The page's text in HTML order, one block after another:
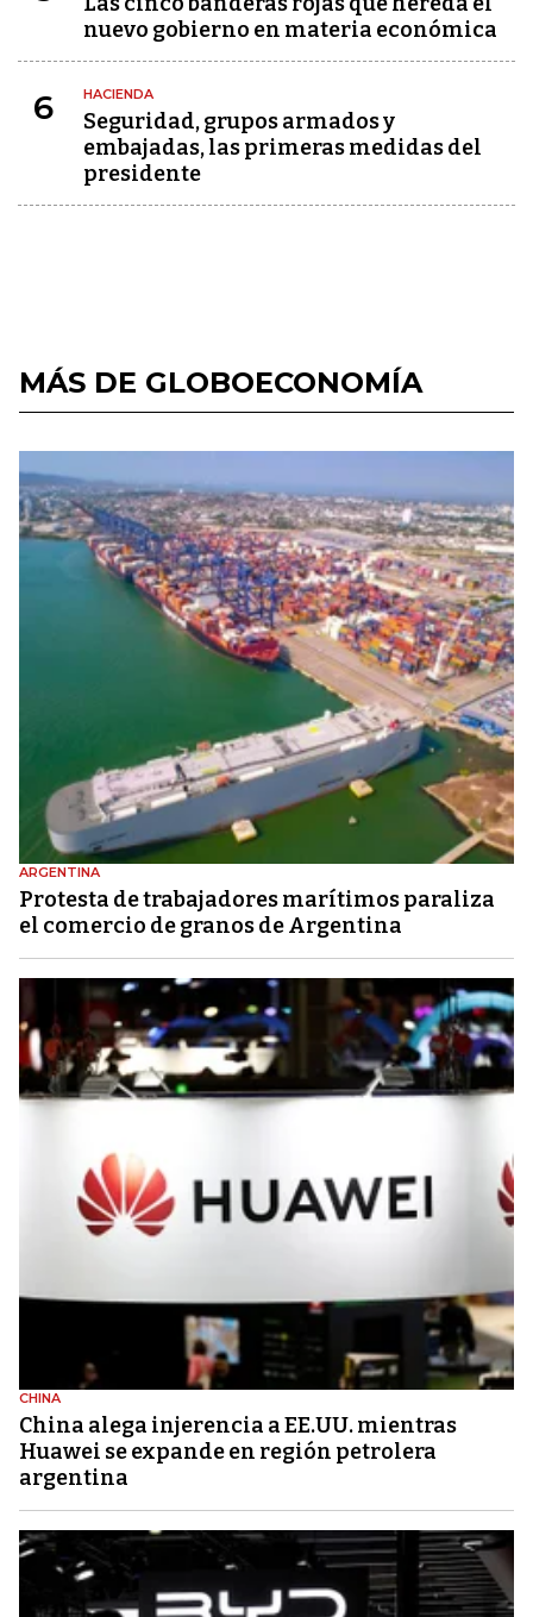
nuevo gobierno en materia económica
6 HACIENDA
Seguridad, grupos armados y
embajadas, las primeras medidas del
presidente
MÁS DE GLOBOECONOMÍA
ARGENTINA
Protesta de trabajadores marítimos paraliza
el comercio de granos de Argentina
CHINA
China alega injerencia a EE.UU. mientras
Huawei se expande en región petrolera
argentina